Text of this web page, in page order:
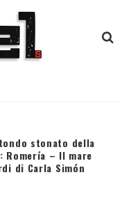
stonato della
Romería – Il mare
di Carla Simón